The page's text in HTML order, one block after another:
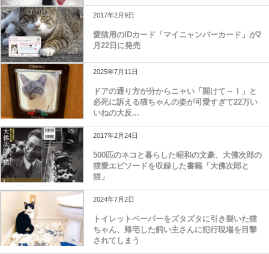
2017年2月9日
愛猫用のIDカード「マイニャンバーカード」が2
月22日に発売
2025年7月11日
ドアの通り方が分からニャい「開けて～！」と
必死に訴える猫ちゃんの姿が可愛すぎて22万い
いねの大反...
2017年2月24日
500匹のネコと暮らした昭和の文豪、大佛次郎の
猫愛エピソードを収録した書籍「大佛次郎と
猫」
2024年7月2日
トイレットペーパーをズタズタに引き裂いた猫
ちゃん、帰宅した飼い主さんに犯行現場を目撃
されてしまう